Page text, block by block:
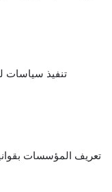
تنفيذ سياسات
تعريف المؤسسات